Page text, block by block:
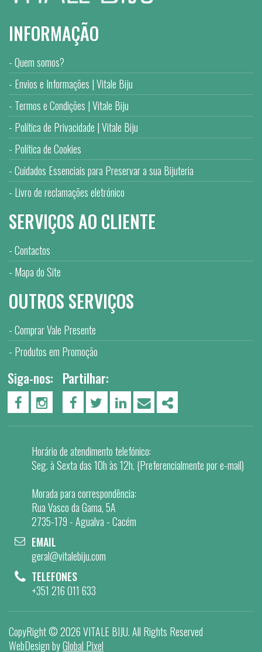
INFORMAÇÃO
Quem somos?
Envios e Informações | Vitale Biju
Termos e Condições | Vitale Biju
Política de Privacidade | Vitale Biju
Política de Cookies
Cuidados Essenciais para Preservar a sua Bijuteria
Livro de reclamações eletrónico
SERVIÇOS AO CLIENTE
Contactos
Mapa do Site
OUTROS SERVIÇOS
Comprar Vale Presente
Produtos em Promoção
Siga-nos:
PÁGINA DO FACEBOOK
PÁGINA DO INSTAGRAM
Partilhar:
FACEBOOKTWITTERLINKEDIN
EMAIL
Horário de atendimento telefónico:
Seg. à Sexta das 10h às 12h. (Preferencialmente por e-mail)
Morada para correspondência:
Rua Vasco da Gama, 5A
2735-179 - Agualva - Cacém
EMAIL
geral@vitalebiju.com
TELEFONES
+351 216 011 633
CopyRight ©2026 VITALE BIJU. All Rights Reserved
WebDesign byGlobal Pixel